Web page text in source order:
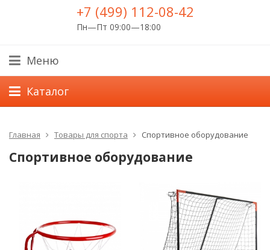
+7 (499) 112-08-42
Пн—Пт 09:00—18:00
Меню
Каталог
Главная Товары для спорта Спортивное оборудование
Спортивное оборудование